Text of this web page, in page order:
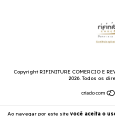
Ao navegar por este site você aceita o
Copyright RIFINITURE COMERCIO E
2026. Todos os